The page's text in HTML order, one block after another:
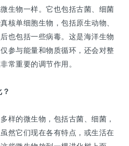
生物一样。它也包括古菌、细菌
核单细胞生物，包括原生动物、
也包括一些病毒。这是海洋生物
参与能量和物质循环，还会对整
常重要的调节作用。
样的微生物，包括古菌、细菌，
然它们现在各有特点，或生活在